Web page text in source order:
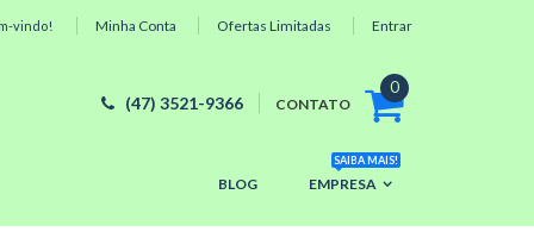
Minha Conta Ofertas Limitadas Entrar
vindo!
(47) 3521-9366 CONTATO
0
EMPRESA
SAIBA MAIS!
BLOG